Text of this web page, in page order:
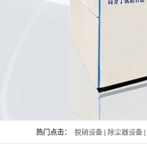
热门点击： 脱硝设备 | 除尘器设备 |